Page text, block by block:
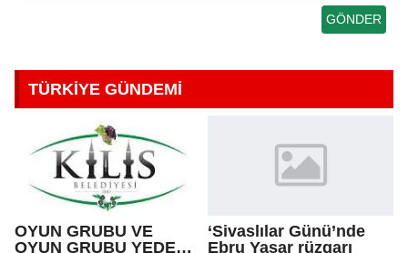
TÜRKİYE GÜNDEMİ
OYUN GRUBU VE
OYUN GRUBU YEDEK
‘Sivaslılar Günü’nde
Ebru Yaşar rüzgarı